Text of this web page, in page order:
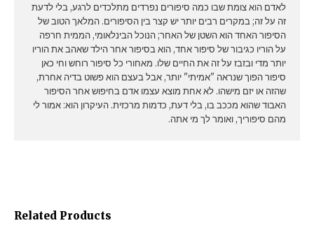
Related Products
לאדם הוא צומת שבו כמה סיפורים נפרדים מתלכדים לרגע, בלי לדעת
זה על זה; במקרים רבים יותר יש קצר בין הסיפורים. המלאך הטוב של
הסיפור האחד הוא השטן של האחר; הנוכל הבינלאומי, הממית חרפה
על הוריו כגיבור של סיפור אחד, הוא בסיפור אחר הילד שאהב את הוריו
יותר מדי ובזבז על זה את החיים שלו. מאחורי כל סיפור רוחש וחי כאן
סיפור הפוך שנראה "אמיתי" יותר, אבל בעצם הוא פשוט בדיה אחרת,
שהזה או יזם מישהו. לא אחת מוצא עצמו אדם בחיפוש אחר הסיפור
האבוד שהוא מככב בו, בלי דעת, כדמות מרכזית. העיקרון הוא: אמור לי
מהם סיפוריך, ואומר לך מי אתה.